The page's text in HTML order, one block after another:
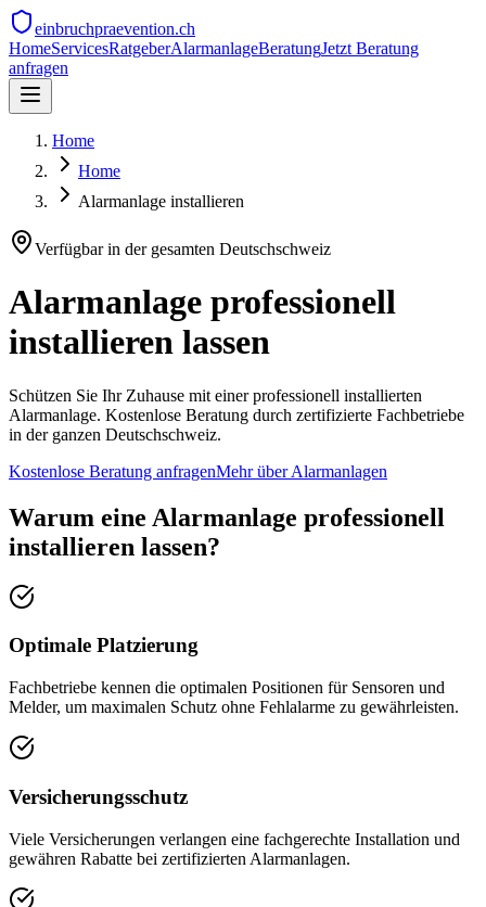
einbruchpraevention.ch
HomeServicesRatgeberAlarmanlageBeratungJetzt Beratung
anfragen
Home
Home
Alarmanlage installieren
Verfügbar in der gesamten Deutschschweiz
Alarmanlage professionell
installieren lassen
Schützen Sie Ihr Zuhause mit einer professionell installierten
Alarmanlage. Kostenlose Beratung durch zertifizierte Fachbetriebe
in der ganzen Deutschschweiz.
Kostenlose Beratung anfragenMehr über Alarmanlagen
Warum eine Alarmanlage professionell
installieren lassen?
Optimale Platzierung
Fachbetriebe kennen die optimalen Positionen für Sensoren und
Melder, um maximalen Schutz ohne Fehlalarme zu gewährleisten.
Versicherungsschutz
Viele Versicherungen verlangen eine fachgerechte Installation und
gewähren Rabatte bei zertifizierten Alarmanlagen.